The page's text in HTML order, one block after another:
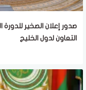
صدور إعلان الصخير
التعاون لدول الخليج